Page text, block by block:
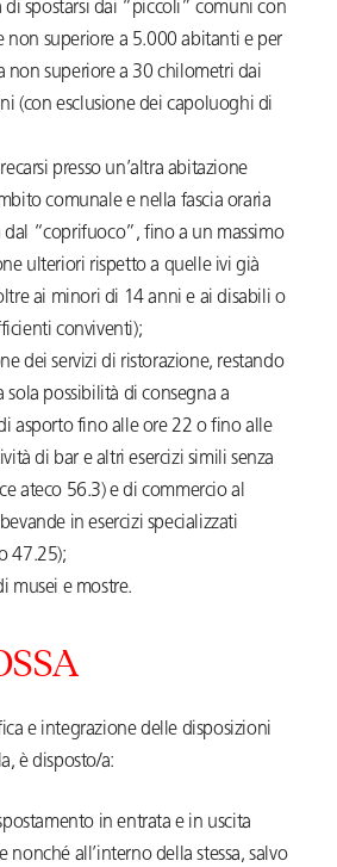
di spostarsi dai “piccoli” comuni con
non superiore a 5.000 abitanti e per
non superiore a 30 chilometri dai
(con esclusione dei capoluoghi di
presso un’altra abitazione
comunale e nella fascia oraria
dal “coprifuoco”, fino a un massimo
ulteriori rispetto a quelle ivi già
ai minori di 14 anni e ai disabili o
conviventi);
dei servizi di ristorazione, restando
sola possibilità di consegna a
asporto fino alle ore 22 o fino alle
di bar e altri esercizi simili senza
ateco 56.3) e di commercio al
in esercizi specializzati
47.25);
musei e mostre.
e integrazione delle disposizioni
è disposto/a:
in entrata e in uscita
nonché all’interno della stessa, salvo